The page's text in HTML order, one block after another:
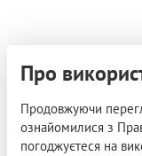
Про
Продовжуючи
ознайомилися з
погоджуєтеся на